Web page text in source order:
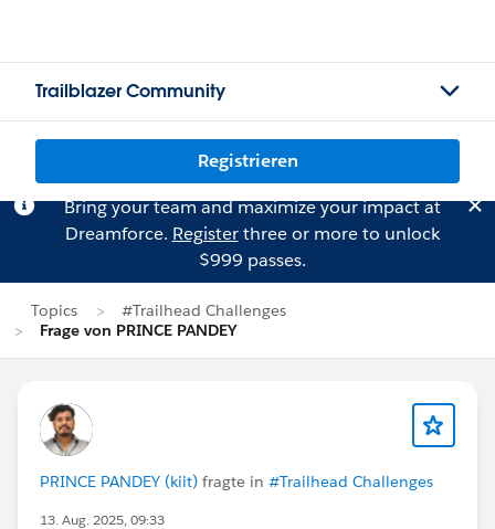
Trailblazer Community
Registrieren
Bring your team and maximize your impact at
Dreamforce. Registerthree or more to unlock
$999 passes.
Topics
#Trailhead Challenges
Frage von PRINCE PANDEY
PRINCE PANDEY (kiit) fragte in #Trailhead Challenges
13. Aug. 2025, 09:33